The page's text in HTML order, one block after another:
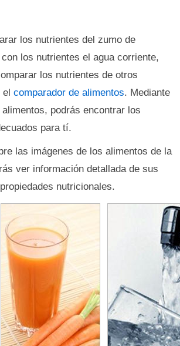
los nutrientes del zumo de
los nutrientes el agua corriente,
los nutrientes de otros
el comparador de alimentos. Mediante
podrás encontrar los
para tí.
las imágenes de los alimentos de la
ver información detallada de sus
nutricionales.